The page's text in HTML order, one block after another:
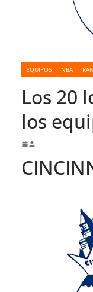
EQUIPOS NBA
Los 20
los